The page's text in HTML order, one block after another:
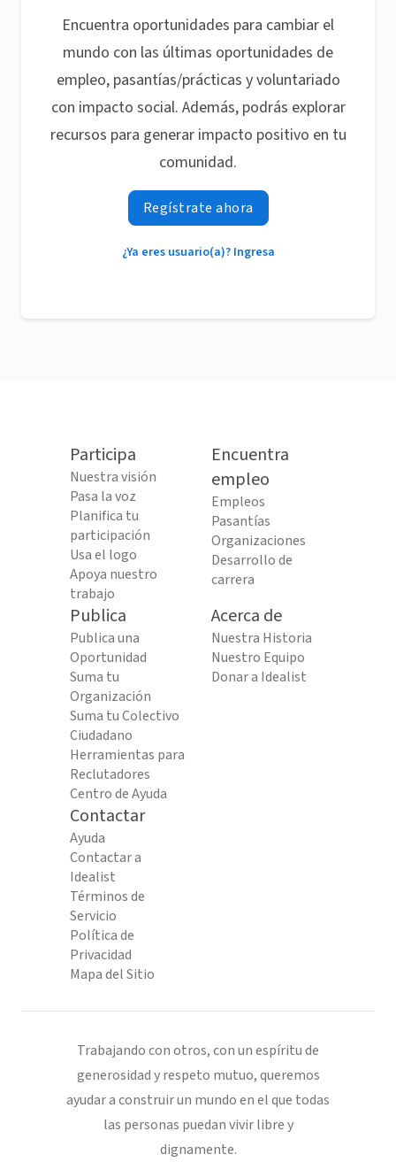
Encuentra oportunidades para cambiar el
mundo con las últimas oportunidades de
empleo, pasantías/prácticas y voluntariado
con impacto social. Además, podrás explorar
recursos para generar impacto positivo en tu
comunidad.
Regístrate ahora
¿Ya eres usuario(a)? Ingresa
Participa
Nuestra visión
Pasa la voz
Planifica tu
participación
Usa el logo
Apoya nuestro
trabajo
Encuentra
empleo
Empleos
Pasantías
Organizaciones
Desarrollo de
carrera
Publica
Publica una
Oportunidad
Suma tu
Organización
Suma tu Colectivo
Ciudadano
Herramientas para
Reclutadores
Centro de Ayuda
Acerca de
Nuestra Historia
Nuestro Equipo
Donar a Idealist
Contactar
Ayuda
Contactar a
Idealist
Términos de
Servicio
Política de
Privacidad
Mapa del Sitio
Trabajando con otros, con un espíritu de
generosidad y respeto mutuo, queremos
ayudar a construir un mundo en el que todas
las personas puedan vivir libre y
dignamente.